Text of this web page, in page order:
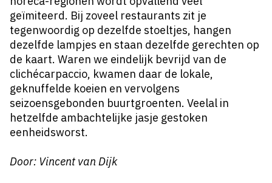
geïmiteerd. Bij zoveel restaurants zit je
tegenwoordig op dezelfde stoeltjes, hangen
dezelfde lampjes en staan dezelfde gerechten op
de kaart. Waren we eindelijk bevrijd van de
clichécarpaccio, kwamen daar de lokale,
geknuffelde koeien en vervolgens
seizoensgebonden buurtgroenten. Veelal in
hetzelfde ambachtelijke jasje gestoken
eenheidsworst.
Door: Vincent van Dijk